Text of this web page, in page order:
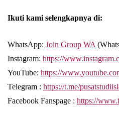
Ikuti kami selengkapnya di:
WhatsApp: Join Group WA
Instagram: https://
YouTube: https://
Telegram : https://t.me/
Facebook Fanspage : https://